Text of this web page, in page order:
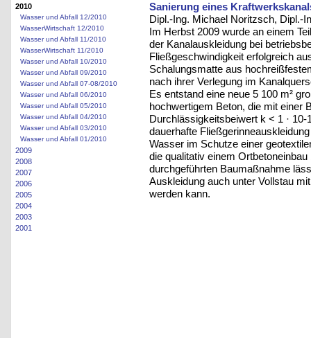
2010
Wasser und Abfall 12/2010
WasserWirtschaft 12/2010
Wasser und Abfall 11/2010
WasserWirtschaft 11/2010
Wasser und Abfall 10/2010
Wasser und Abfall 09/2010
Wasser und Abfall 07-08/2010
Wasser und Abfall 06/2010
Wasser und Abfall 05/2010
Wasser und Abfall 04/2010
Wasser und Abfall 03/2010
Wasser und Abfall 01/2010
2009
2008
2007
2006
2005
2004
2003
2001
Sanierung eines
Dipl.-Ing. Michael Noritzsch, Dipl.-
Im Herbst 2009 wurde an einem
der Kanalauskleidung bei
Fließgeschwindigkeit erfolgreich
Schalungsmatte aus
nach ihrer Verlegung im
Es entstand eine neue 5 100 m²
hochwertigem Beton, die mit einer
Durchlässigkeitsbeiwert k < 1 ·
dauerhafte
Wasser im Schutze einer
die qualitativ einem
durchgeführten Baumaßnahme
Auskleidung auch unter Vollstau
werden kann.